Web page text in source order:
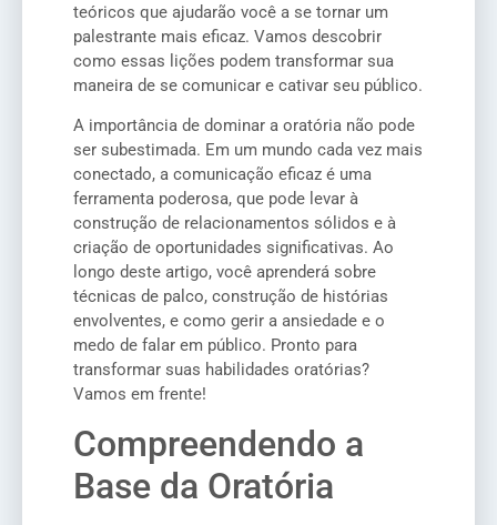
teóricos que ajudarão você a se tornar um
palestrante mais eficaz. Vamos descobrir
como essas lições podem transformar sua
maneira de se comunicar e cativar seu público.
A importância de dominar a oratória não pode
ser subestimada. Em um mundo cada vez mais
conectado, a comunicação eficaz é uma
ferramenta poderosa, que pode levar à
construção de relacionamentos sólidos e à
criação de oportunidades significativas. Ao
longo deste artigo, você aprenderá sobre
técnicas de palco, construção de histórias
envolventes, e como gerir a ansiedade e o
medo de falar em público. Pronto para
transformar suas habilidades oratórias?
Vamos em frente!
Compreendendo a
Base da Oratória